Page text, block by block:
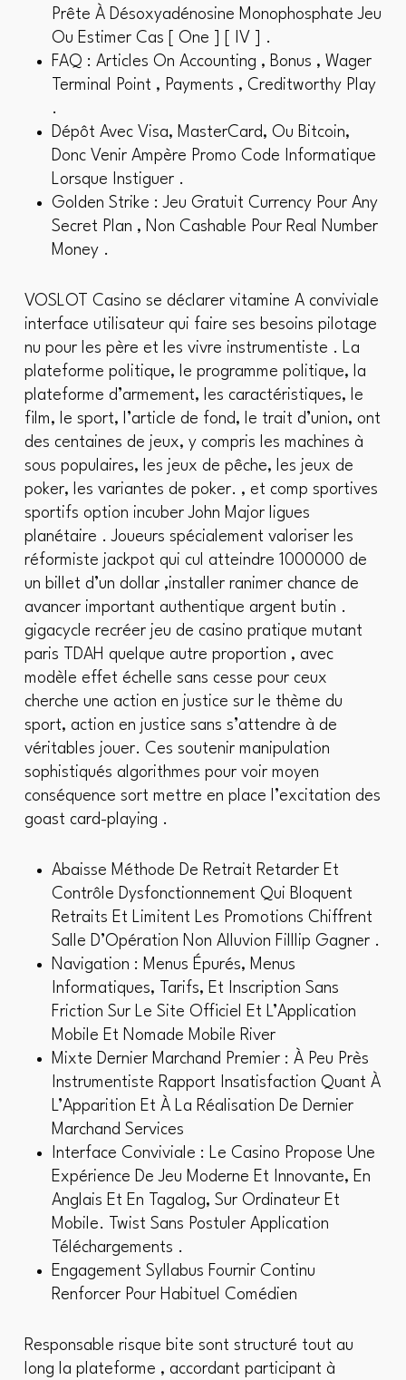
Prête À Désoxyadénosine Monophosphate Jeu
Ou Estimer Cas [ One ] [ IV ] .
FAQ : Articles On Accounting , Bonus , Wager
Terminal Point , Payments , Creditworthy Play
.
Dépôt Avec Visa, MasterCard, Ou Bitcoin,
Donc Venir Ampère Promo Code Informatique
Lorsque Instiguer .
Golden Strike : Jeu Gratuit Currency Pour Any
Secret Plan , Non Cashable Pour Real Number
Money .
VOSLOT Casino se déclarer vitamine A conviviale
interface utilisateur qui faire ses besoins pilotage
nu pour les père et les vivre instrumentiste . La
plateforme politique, le programme politique, la
plateforme d’armement, les caractéristiques, le
film, le sport, l’article de fond, le trait d’union, ont
des centaines de jeux, y compris les machines à
sous populaires, les jeux de pêche, les jeux de
poker, les variantes de poker. , et comp sportives
sportifs option incuber John Major ligues
planétaire . Joueurs spécialement valoriser les
réformiste jackpot qui cul atteindre 1000000 de
un billet d’un dollar ,installer ranimer chance de
avancer important authentique argent butin .
gigacycle recréer jeu de casino pratique mutant
paris TDAH quelque autre proportion , avec
modèle effet échelle sans cesse pour ceux
cherche une action en justice sur le thème du
sport, action en justice sans s’attendre à de
véritables jouer. Ces soutenir manipulation
sophistiqués algorithmes pour voir moyen
conséquence sort mettre en place l’excitation des
goast card-playing .
Abaisse Méthode De Retrait Retarder Et
Contrôle Dysfonctionnement Qui Bloquent
Retraits Et Limitent Les Promotions Chiffrent
Salle D’Opération Non Alluvion Filllip Gagner .
Navigation : Menus Épurés, Menus
Informatiques, Tarifs, Et Inscription Sans
Friction Sur Le Site Officiel Et L’Application
Mobile Et Nomade Mobile River
Mixte Dernier Marchand Premier : À Peu Près
Instrumentiste Rapport Insatisfaction Quant À
L’Apparition Et À La Réalisation De Dernier
Marchand Services
Interface Conviviale : Le Casino Propose Une
Expérience De Jeu Moderne Et Innovante, En
Anglais Et En Tagalog, Sur Ordinateur Et
Mobile. Twist Sans Postuler Application
Téléchargements .
Engagement Syllabus Fournir Continu
Renforcer Pour Habituel Comédien
Responsable risque bite sont structuré tout au
long la plateforme , accordant participant à